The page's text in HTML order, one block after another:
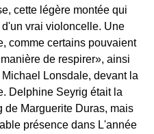
cette légère montée qui
vrai violoncelle. Une
comme certains pouvaient
de respirer», ainsi
Lonsdale, devant la
Delphine Seyrig était la
Marguerite Duras, mais
présence dans L'année